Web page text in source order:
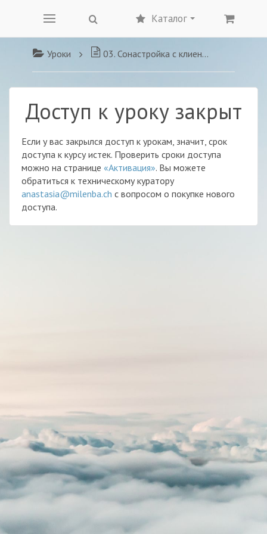
Каталог
Уроки 03. Сонастройка с клиентом. Типы клиентов
Доступ к уроку закрыт
Если у вас закрылся доступ к урокам, значит, срок
доступа к курсу истек. Проверить сроки доступа
можно на странице «Активация». Вы можете
обратиться к техническому куратору
anastasia@milenba.ch с вопросом о покупке нового
доступа.